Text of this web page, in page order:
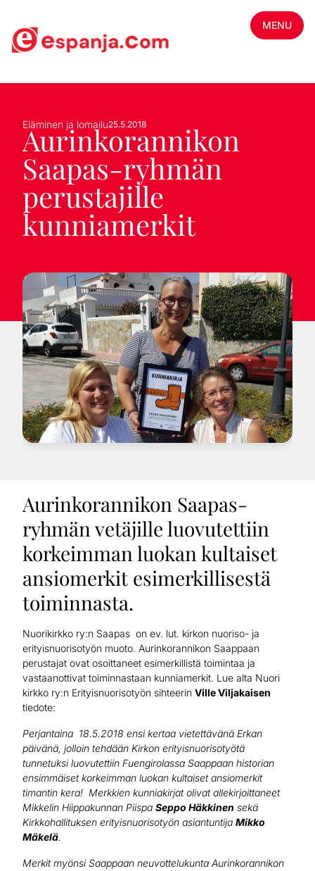
MENU
Eläminen ja lomailu25.5.2018
Aurinkorannikon
Saapas-ryhmän
perustajille
kunniamerkit
Aurinkorannikon Saapas-
ryhmän vetäjille luovutettiin
korkeimman luokan kultaiset
ansiomerkit esimerkillisestä
toiminnasta.
Nuorikirkko ry:n Saapas on ev. lut. kirkon nuoriso- ja
erityisnuorisotyön muoto. Aurinkorannikon Saappaan
perustajat ovat osoittaneet esimerkillistä toimintaa ja
vastaanottivat toiminnastaan kunniamerkit. Lue alta Nuori
kirkko ry:n Erityisnuorisotyön sihteerin Ville Viljakaisen
tiedote:
Perjantaina 18.5.2018 ensi kertaa vietettävänä Erkan
päivänä, jolloin tehdään Kirkon erityisnuorisotyötä
tunnetuksi luovutettiin Fuengirolassa Saappaan historian
ensimmäiset korkeimman luokan kultaiset ansiomerkit
timantin kera! Merkkien kunniakirjat olivat allekirjoittaneet
Mikkelin Hiippakunnan Piispa Seppo Häkkinen sekä
Kirkkohallituksen erityisnuorisotyön asiantuntija Mikko
Mäkelä.
Merkit myönsi Saappaan neuvottelukunta Aurinkorannikon